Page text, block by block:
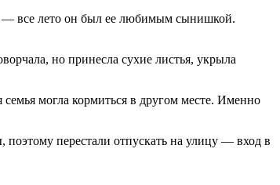
— все лето он был ее любимым сынишкой.
но принесла сухие листья, укрыла
могла кормиться в другом месте. Именно
перестали отпускать на улицу — вход в